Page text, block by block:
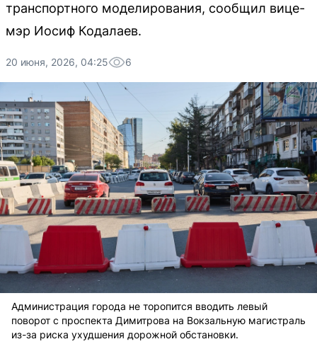
транспортного моделирования, сообщил вице-
мэр Иосиф Кодалаев.
20 июня, 2026, 04:25 6
Администрация города не торопится вводить левый
поворот с проспекта Димитрова на Вокзальную магистраль
из-за риска ухудшения дорожной обстановки.